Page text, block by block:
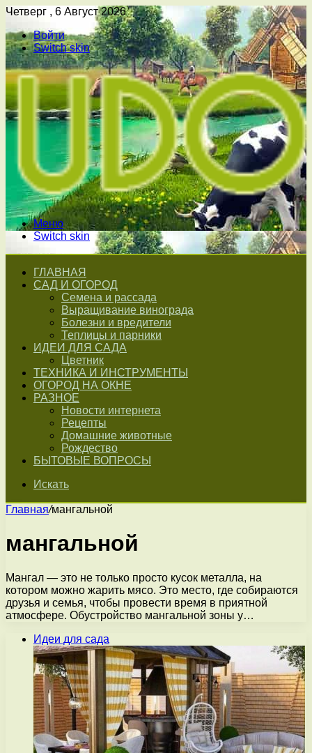
Четверг , 6 Август 2026
Войти
Switch skin
Меню
Switch skin
ГЛАВНАЯ
САД И ОГОРОД
Семена и рассада
Выращивание винограда
Болезни и вредители
Теплицы и парники
ИДЕИ ДЛЯ САДА
Цветник
ТЕХНИКА И ИНСТРУМЕНТЫ
ОГОРОД НА ОКНЕ
РАЗНОЕ
Новости интернета
Рецепты
Домашние животные
Рождество
БЫТОВЫЕ ВОПРОСЫ
Искать
Главная/мангальной
мангальной
Мангал — это не только просто кусок металла, на
котором можно жарить мясо. Это место, где собираются
друзья и семья, чтобы провести время в приятной
атмосфере. Обустройство мангальной зоны у…
Идеи для сада